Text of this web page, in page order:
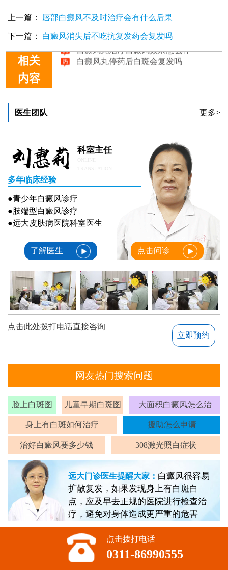
上一篇： 唇部白癜风不及时治疗会有什么后果
下一篇： 白癜风消失后不吃抗复发药会复发吗
相关
内容
白癜风丸对白斑治疗作用大吗
白癜风丸治疗白癜风效果怎么样
白癜风丸停药后白斑会复发吗
医生团队 更多>
科室主任
多年临床经验
●青少年白癜风诊疗
●肢端型白癜风诊疗
●远大皮肤病医院科室医生
了解医生 点击问诊
点击此处拨打电话直接咨询
立即预约
网友热门搜索问题
脸上白斑图 儿童早期白斑图 大面积白癜风怎么治
身上有白斑如何治疗 援助怎么申请
治好白癜风要多少钱 308激光照白症状
远大门诊医生提醒大家： 白癜风很容易
扩散复发，如果发现身上有白斑白
点，应及早去正规的医院进行检查治
疗，避免对身体造成更严重的危害
点击拨打电话
0311-86990555